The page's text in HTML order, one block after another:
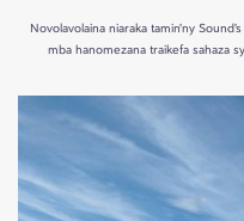
Novolavolaina niaraka tamin'ny
mba hanomezana traikefa sahaza